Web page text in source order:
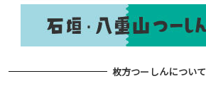
枚方つーしんについて